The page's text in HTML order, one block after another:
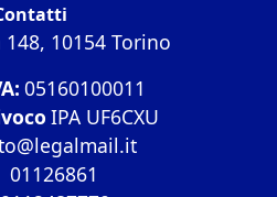
10154 Torino
05160100011
IPA UF6CXU
01126861